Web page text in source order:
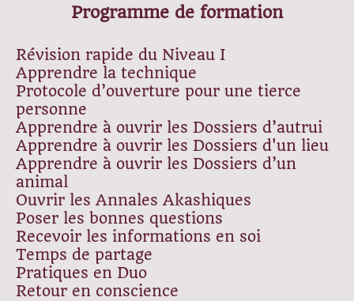
Programme de formation
Révision rapide du Niveau I
Apprendre la technique
Protocole d’ouverture pour une tierce
personne
Apprendre à ouvrir les Dossiers d’autrui
Apprendre à ouvrir les Dossiers d'un lieu
Apprendre à ouvrir les Dossiers d’un
animal
Ouvrir les Annales Akashiques
Poser les bonnes questions
Recevoir les informations en soi
Temps de partage
Pratiques en Duo
Retour en conscience